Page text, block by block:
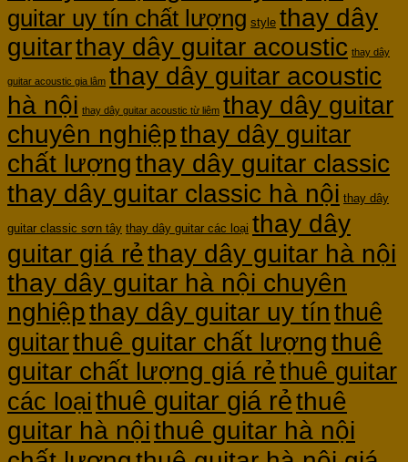
guitar uy tín chất lượng style thay dây
guitarthay dây guitar acoustic thay dây
guitar acoustic gia lâm thay dây guitar acoustic
hà nội thay dây guitar acoustic từ liêm thay dây guitar
chuyên nghiệpthay dây guitar
chất lượngthay dây guitar classic
thay dây guitar classic hà nội thay dây
guitar classic sơn tây thay dây guitar các loại thay dây
guitar giá rẻthay dây guitar hà nội
thay dây guitar hà nội chuyên
nghiệpthay dây guitar uy tín thuê
guitarthuê guitar chất lượngthuê
guitar chất lượng giá rẻthuê guitar
các loạithuê guitar giá rẻthuê
guitar hà nộithuê guitar hà nội